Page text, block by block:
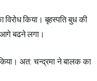
किया। बृहस्पति बुध की
आगे बढने लगा।
अत: चन्द्रमा ने बालक का